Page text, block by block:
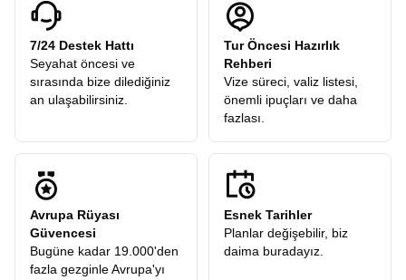
7/24 Destek Hattı
Seyahat öncesi ve
sırasında bize dilediğiniz
an ulaşabilirsiniz.
Tur Öncesi Hazırlık
Rehberi
Vize süreci, valiz listesi,
önemli ipuçları ve daha
fazlası.
Avrupa Rüyası
Güvencesi
Bugüne kadar 19.000'den
fazla gezginle Avrupa'yı
Esnek Tarihler
Planlar değişebilir, biz
daima buradayız.